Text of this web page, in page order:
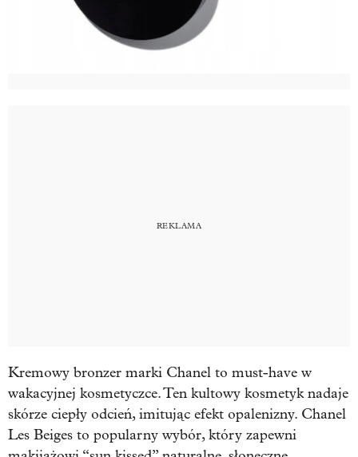
Kremowy bronzer marki Chanel to must-have w
wakacyjnej kosmetyczce. Ten kultowy kosmetyk nadaje
skórze ciepły odcień, imitując efekt opalenizny. Chanel
Les Beiges to popularny wybór, który zapewni